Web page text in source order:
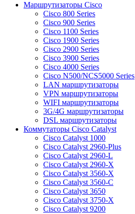
Маршрутизаторы Cisco
Cisco 800 Series
Cisco 900 Series
Cisco 1100 Series
Cisco 1900 Series
Cisco 2900 Series
Cisco 3900 Series
Cisco 4000 Series
Cisco N500/NCS5000 Series
LAN маршрутизаторы
VPN маршрутизаторы
WIFI маршрутизаторы
3G/4G маршрутизаторы
DSL маршрутизаторы
Коммутаторы Cisco Catalyst
Cisco Catalyst 1000
Cisco Catalyst 2960-Plus
Cisco Catalyst 2960-L
Cisco Catalyst 2960-X
Cisco Catalyst 3560-X
Cisco Catalyst 3560-C
Cisco Catalyst 3650
Cisco Catalyst 3750-X
Cisco Catalyst 9200